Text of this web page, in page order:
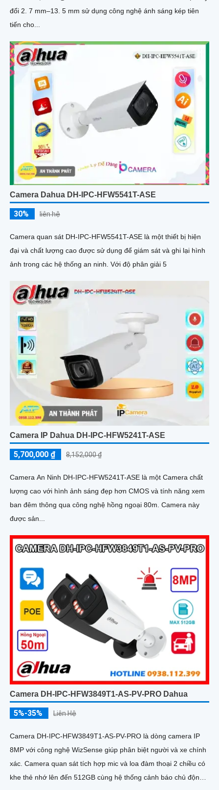
đổi 2. 7 mm–13. 5 mm sử dụng công nghệ ánh sáng kép tiên
tiến cho...
Camera Dahua DH-IPC-HFW5541T-ASE
30% liên hệ
Camera quan sát DH-IPC-HFW5541T-ASE là một thiết bị hiện
đại và chất lượng cao được sử dụng để giám sát và ghi lại hình
ảnh trong các hệ thống an ninh. Với độ phân giải 5
Camera IP Dahua DH-IPC-HFW5241T-ASE
5,700,000 ₫ 8,152,000 ₫
Camera An Ninh DH-IPC-HFW5241T-ASE là một Camera chất
lượng cao với hình ảnh sáng đẹp hơn CMOS và tính năng xem
ban đêm thông qua công nghệ hồng ngoại 80m. Camera này
được sản...
Camera DH-IPC-HFW3849T1-AS-PV-PRO Dahua
5%-35% Liên Hệ
Camera DH-IPC-HFW3849T1-AS-PV-PRO là dòng camera IP
8MP với công nghệ WizSense giúp phân biệt người và xe chính
xác. Camera quan sát tích hợp mic và loa đàm thoại 2 chiều có
khe thẻ nhớ lên đến 512GB cùng hệ thống cảnh báo chủ động